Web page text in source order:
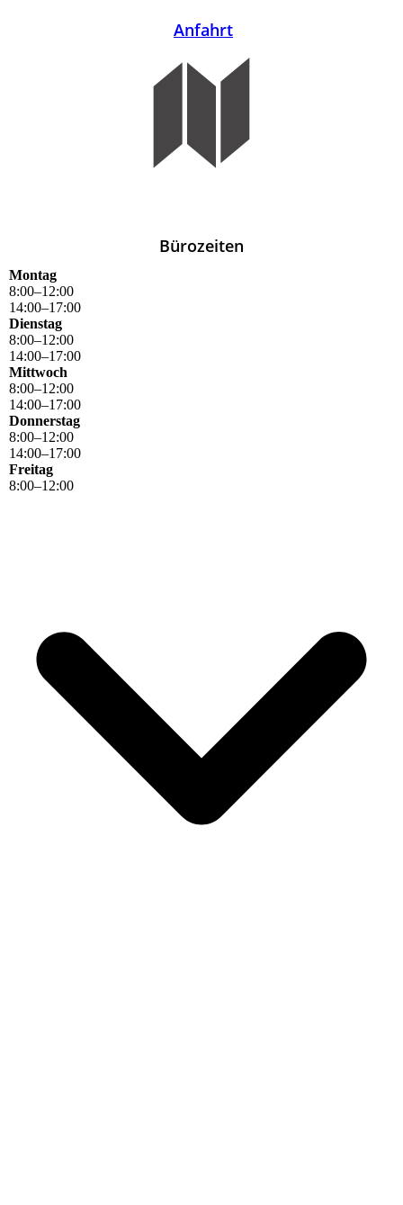
Anfahrt
Bürozeiten
Montag
8:00–12:00
14:00–17:00
Dienstag
8:00–12:00
14:00–17:00
Mittwoch
8:00–12:00
14:00–17:00
Donnerstag
8:00–12:00
14:00–17:00
Freitag
8:00–12:00